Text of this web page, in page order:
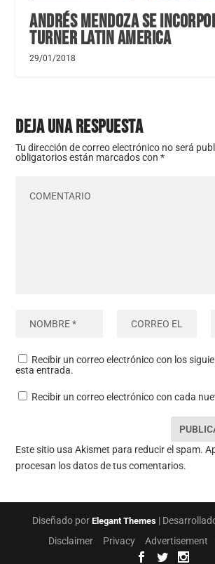
Andrés Mendoza se
Turner Latin America
29/01/2018
DEJA UNA RESPUESTA
Tu dirección de correo electrónico no será
obligatorios están marcados con*
Recibir un correo electrónico con los
esta entrada.
Recibir un correo electrónico con cada
Este sitio usa Akismet para reducir el spam.
procesan los datos de tus comentarios.
Diseñado por Elegant Themes |
Disclaimer Privacy Advertisement